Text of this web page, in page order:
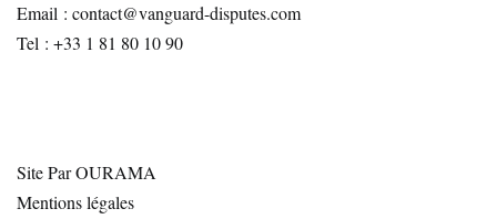
Email : contact@vanguard-disputes.com
Tel : +33 1 81 80 10 90
Site Par OURAMA
Mentions légales